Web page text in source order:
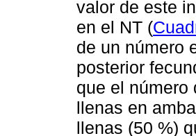
valor de este
en el NT (
de un número
posterior
que el número
llenas en
llenas (50 %)